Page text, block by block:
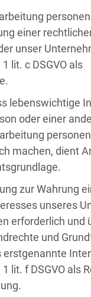
einer
unser
lit. c DSGVO als
lebenswichtige
oder einer
machen, dient
zur Wahrung
unseres
erforderlich und
und
erstgenannte
lit. f DSGVO als